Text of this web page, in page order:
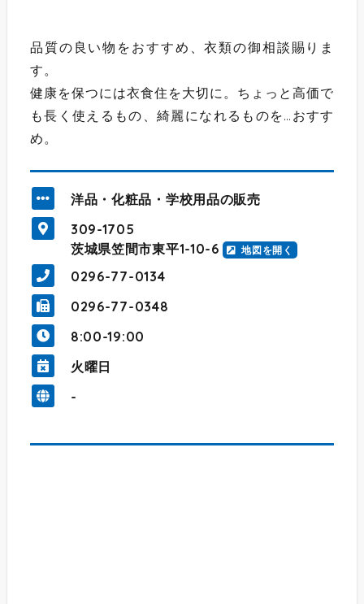
品質の良い物をおすすめ、衣類の御相談賜りま
す。
健康を保つには衣食住を大切に。ちょっと高価で
も長く使えるもの、綺麗になれるものを…おすす
め。
洋品・化粧品・学校用品の販売
309-1705
茨城県笠間市東平1-10-6
地図を開く
0296-77-0134
0296-77-0348
8:00-19:00
火曜日
-